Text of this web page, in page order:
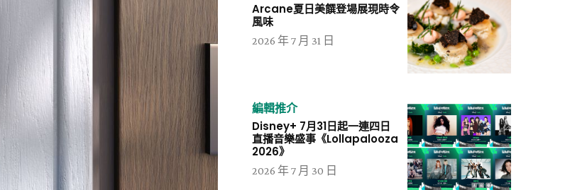
Arcane夏日美饌登場展現時令
風味
2026 年 7 月 31 日
編輯推介
Disney+ 7月31日起一連四日
直播音樂盛事《Lollapalooza
2026》
2026 年 7 月 30 日